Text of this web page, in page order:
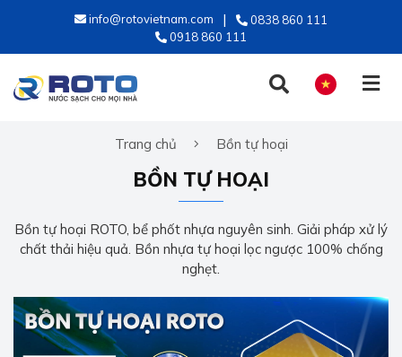
info@rotovietnam.com
0838 860 111
0918 860 111
Trang chủ Bồn tự hoại
BỒN TỰ HOẠI
Bồn tự hoại ROTO, bể phốt nhựa nguyên sinh. Giải pháp xử lý
chất thải hiệu quả. Bồn nhựa tự hoại lọc ngược 100% chống
nghẹt.